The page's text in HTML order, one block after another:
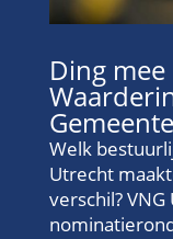
Ding
Welk
Utrecht
verschil?